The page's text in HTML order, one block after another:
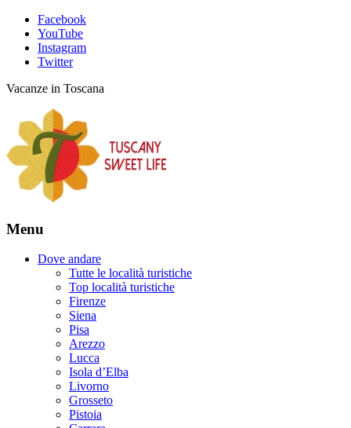
Facebook
YouTube
Instagram
Twitter
Vacanze in Toscana
Menu
Dove andare
Tutte le località turistiche
Top località turistiche
Firenze
Siena
Pisa
Arezzo
Lucca
Isola d’Elba
Livorno
Grosseto
Pistoia